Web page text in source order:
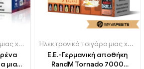
Ηλεκτρονικά τσιγάρα μιας χρήσης ,Περιέχει Ν,Φλούδα
μιας
Ηλεκτρονικό τσιγάρο μιας χρήσης με νικοτίνη
Ε.Ε.-Γερμανική αποθήκη
RandM Tornado 7000